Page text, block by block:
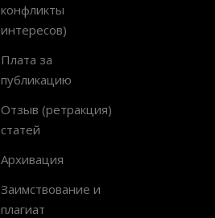
конфликты
интересов)
Плата за
публикацию
Отзыв (ретракция)
статей
Архивация
Заимствование и
плагиат